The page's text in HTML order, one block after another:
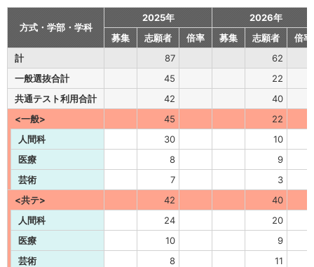
方式・学部・学科
2025年
2026年
募集
志願者 倍率 募集 志願者
倍率
計
87
62
一般選抜合計
45
22
共通テスト利用合計
42
40
<一般>
45
22
人間科
30
10
医療
8
9
芸術
7
3
<共テ>
42
40
人間科
24
20
医療
10
9
芸術
8 11